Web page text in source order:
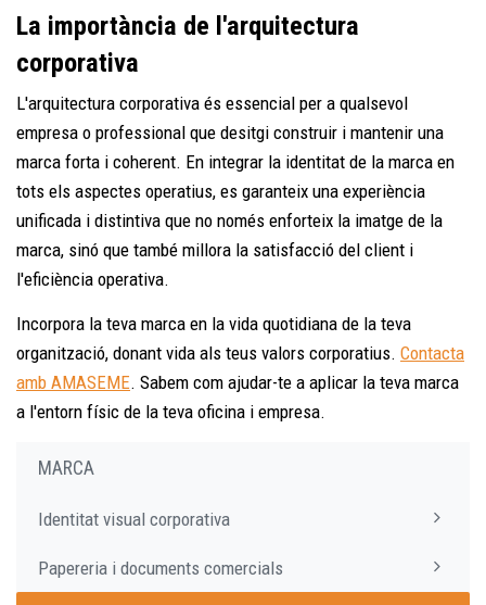
MARCA
Identitat visual corporativa
Papereria i documents comercials
La importància de l'arquitectura
corporativa
L'arquitectura corporativa és essencial per a qualsevol
empresa o professional que desitgi construir i mantenir una
marca forta i coherent. En integrar la identitat de la marca en
tots els aspectes operatius, es garanteix una experiència
unificada i distintiva que no només enforteix la imatge de la
marca, sinó que també millora la satisfacció del client i
l'eficiència operativa.
Incorpora la teva marca en la vida quotidiana de la teva
organització, donant vida als teus valors corporatius. Contacta
amb AMASEME. Sabem com ajudar-te a aplicar la teva marca
a l'entorn físic de la teva oficina i empresa.